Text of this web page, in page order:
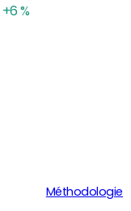
+6 %
Méthodologie